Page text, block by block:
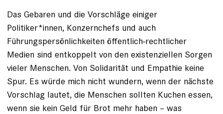
Das Gebaren und die Vorschläge einiger
Politiker*innen, Konzernchefs und auch
Führungspersönlichkeiten öffentlich-rechtlicher
Medien sind entkoppelt von den existenziellen Sorgen
vieler Menschen. Von Solidarität und Empathie keine
Spur. Es würde mich nicht wundern, wenn der nächste
Vorschlag lautet, die Menschen sollten Kuchen essen,
wenn sie kein Geld für Brot mehr haben – was